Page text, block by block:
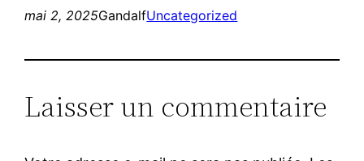
mai 2, 2025GandalfUncategorized
Laisser un commentaire